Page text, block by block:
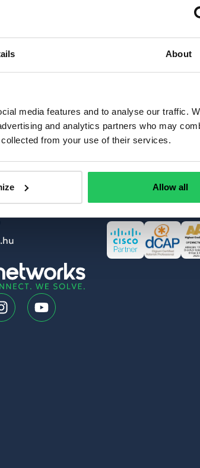
About
media features and to analyse our traffic.
and analytics partners who may
from your use of their services.
Allow all
kérdések, így az adatvédelem és